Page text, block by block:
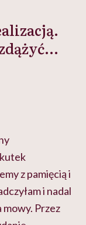
z pamięcią i
i nadal
mowy. Przez